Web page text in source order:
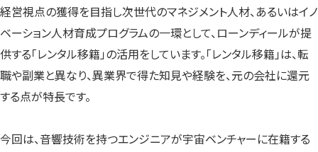
経営視点の獲得を目指し次世代のマネジメント人材、あるいはイノ
ベーション人材育成プログラムの一環として、ローンディールが提
供する「レンタル移籍」の活用をしています。「レンタル移籍」は、転
職や副業と異なり、異業界で得た知見や経験を、元の会社に還元
する点が特長です。
今回は、音響技術を持つエンジニアが宇宙ベンチャーに在籍する